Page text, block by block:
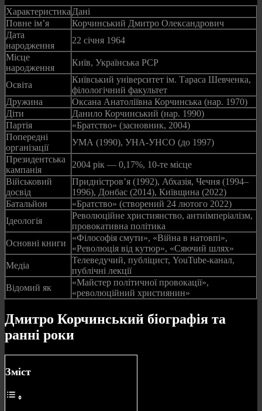
Характеристика Дані
Повне ім’я
Корчинський Дмитро Олександрович
Дата
народження
22 січня 1964
Місце
народження
Київ, Українська РСР
Освіта
Київський університет ім. Тараса Шевченка,
філологічний факультет
Дружина
Оксана Анатоліївна Корчинська (нар. 1970)
Діти
Данило Корчинський (нар. 1990)
Партія
«Братство» (засновник, 2004)
Попередні
організації
УМА (1990), УНА-УНСО (до 1997)
Президентська
кампанія
2004 рік — 0,17%, 10-те місце
Військовий
досвід
Придністров’я (1992), Абхазія, Чечня (1994–
1996), Донбас (2014), Київщина (2022)
Батальйон
«Братство» (створений 24 лютого 2022)
Ідеологія
Революційне християнство, антиімперіалізм,
провокативна політика
Основні книги
«Філософія смути», «Війна в натовпі»,
«Революція від кутюр», «Сяючий шлях»
Медіа
Телеведучий, публіцист, YouTube-канал,
публічні лекції
Відомий як
«Майстер політичної провокації»,
«революційний християнин»
Дмитро Корчинський біографія та
ранні роки
Зміст